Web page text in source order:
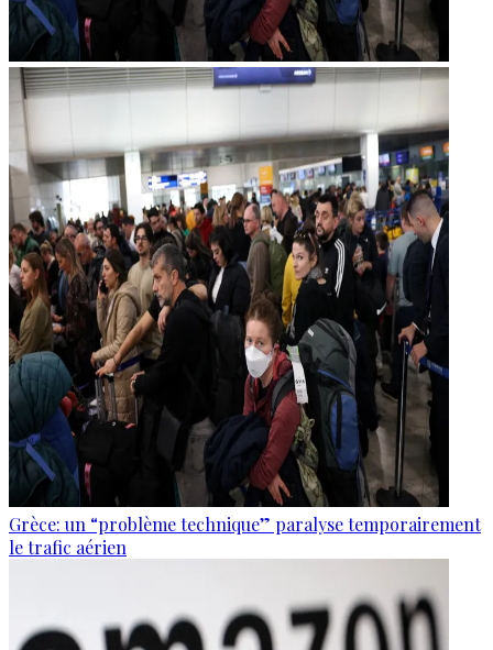
Grèce: un “problème technique” paralyse temporairement
le trafic aérien